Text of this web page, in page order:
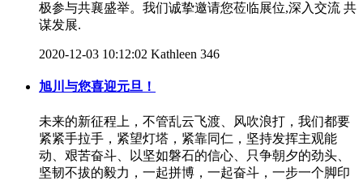
极参与共襄盛举。我们诚挚邀请您莅临展位,深入交流 共
谋发展.
2020-12-03 10:12:02 Kathleen 346
旭川与您喜迎元旦！
未来的新征程上，不管乱云飞渡、风吹浪打，我们都要
紧紧手拉手，紧望灯塔，紧靠同仁，坚持发挥主观能
动、艰苦奋斗、以坚如磐石的信心、只争朝夕的劲头、
坚韧不拔的毅力，一起拼博，一起奋斗，一步一个脚印